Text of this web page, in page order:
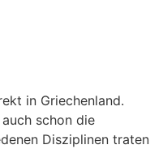
in Griechenland.
schon die
Disziplinen traten